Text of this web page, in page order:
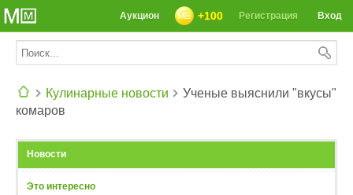
Вход
Регистрация
+100
Аукцион
Кулинарные новости
Ученые выяснили "вкусы"
комаров
Новости
Это интересно